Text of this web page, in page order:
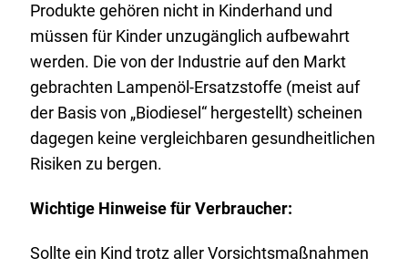
Produkte gehören nicht in Kinderhand und
müssen für Kinder unzugänglich aufbewahrt
werden. Die von der Industrie auf den Markt
gebrachten Lampenöl-Ersatzstoffe (meist auf
der Basis von „Biodiesel“ hergestellt) scheinen
dagegen keine vergleichbaren gesundheitlichen
Risiken zu bergen.
Wichtige Hinweise für Verbraucher:
Sollte ein Kind trotz aller Vorsichtsmaßnahmen